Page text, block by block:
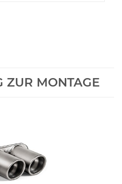
ZUR MONTAGE